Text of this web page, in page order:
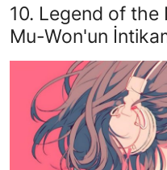
10. Legend of
Mu-Won'un